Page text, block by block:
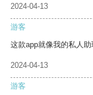
2024-04-13
游客
这款app就像我的私人助
2024-04-13
游客